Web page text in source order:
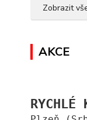
Zobrazit
AKCE
RYCHLÉ